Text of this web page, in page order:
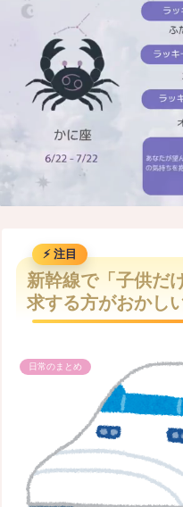
新幹線で「子供だ
求する方がおかし
日常のまとめ